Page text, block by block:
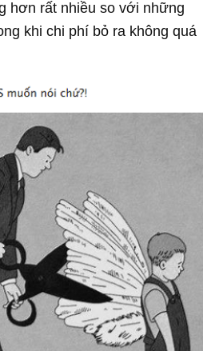
hơn rất nhiều so với những
khi chi phí bỏ ra không quá